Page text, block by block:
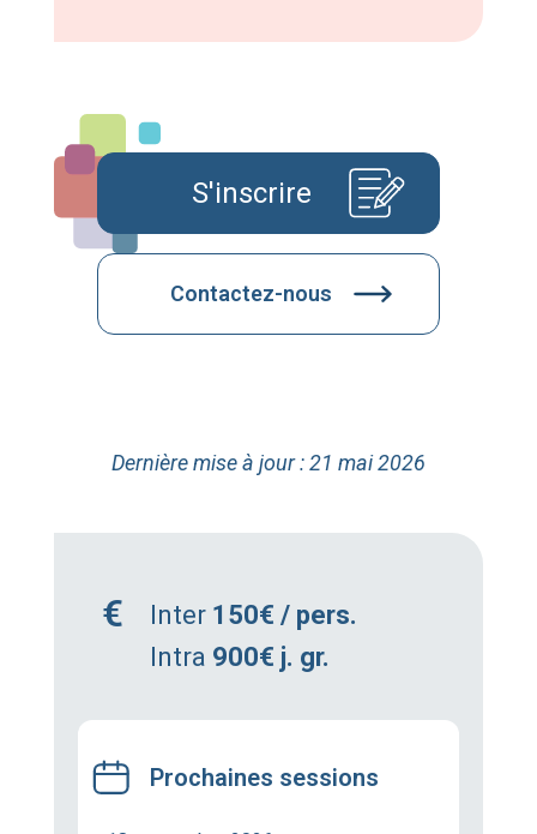
S'inscrire
Contactez-nous
Dernière mise à jour : 21 mai 2026
Inter 150€ / pers.
Intra 900€ j. gr.
Prochaines sessions